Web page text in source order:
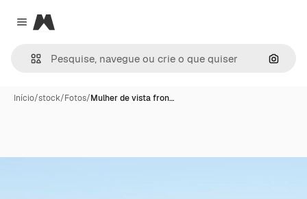
Close menu
Magnific
Início/stock/Fotos/Mulher de vista fron…